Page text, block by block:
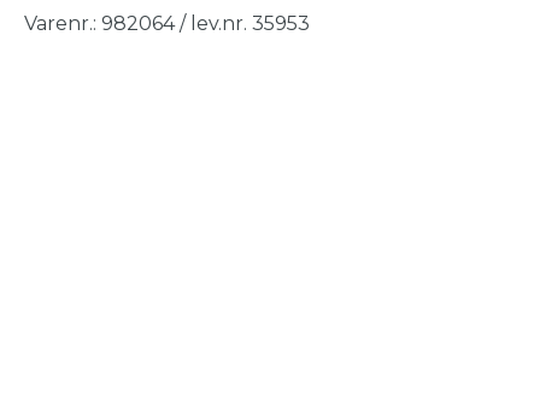
Varenr.: 982064 / lev.nr. 35953